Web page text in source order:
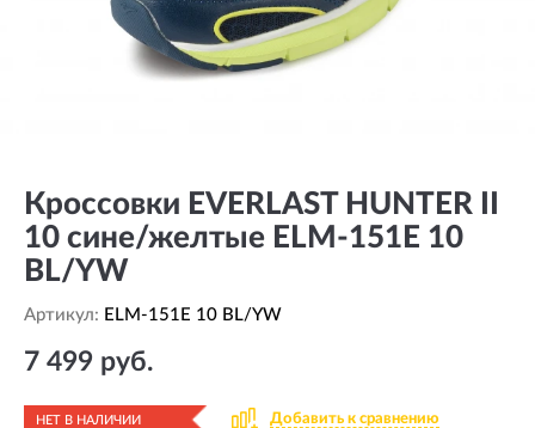
Кроссовки EVERLAST HUNTER II
10 сине/желтые ELM-151E 10
BL/YW
Артикул: ELM-151E 10 BL/YW
7 499 руб.
НЕТ В НАЛИЧИИ Добавить к сравнению